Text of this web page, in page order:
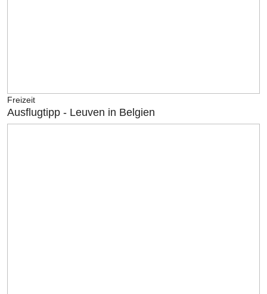
Freizeit
Ausflugtipp - Leuven in Belgien